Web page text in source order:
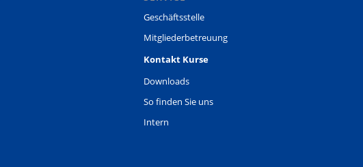
Geschäftsstelle
Mitgliederbetreuung
Kontakt Kurse
Downloads
So finden Sie uns
Intern